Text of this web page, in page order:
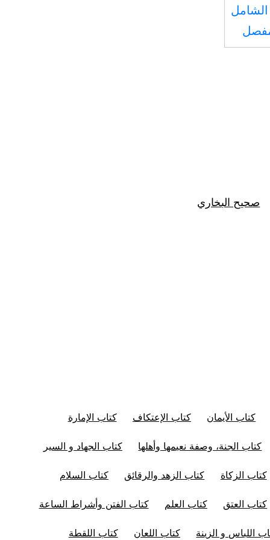
الشامل
صحيح البخاري
كتاب الأيمان كتاب الإعتكاف كتاب الإمارة
كتاب الجنة، وصفة نعيمها وأهلها كتاب الجهاد و السير
كتاب الزكاة كتاب الزهد والرقائق كتاب السلام
كتاب العتق كتاب العلم كتاب الفتن وأشراط الساعة
اللباس و الزينة كتاب اللعان كتاب اللقطة